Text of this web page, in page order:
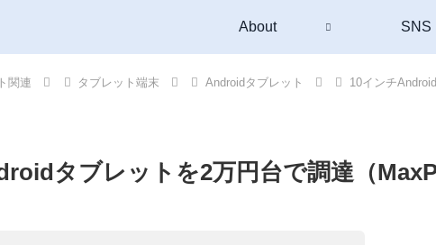
About SNS
関連 タブレット端末 Androidタブレット 10インチ
タブレットを2万円台で調達（